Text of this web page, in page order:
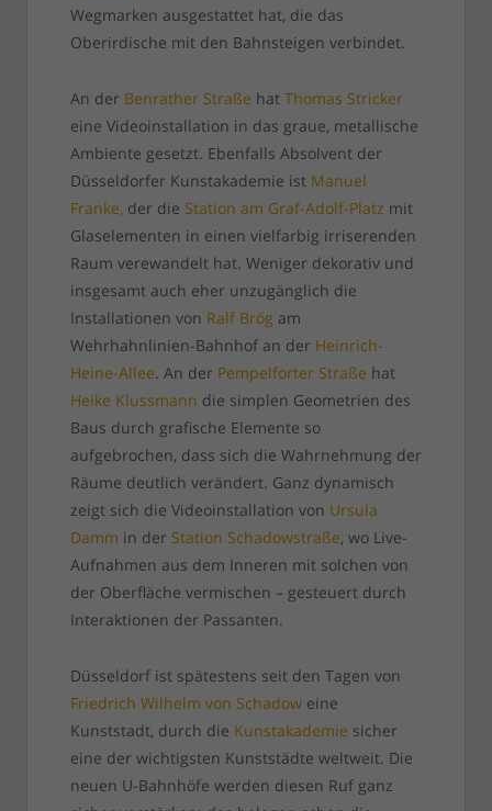
Wegmarken ausgestattet hat, die das
Oberirdische mit den Bahnsteigen verbindet.
An der Benrather Straße hat Thomas Stricker
eine Videoinstallation in das graue, metallische
Ambiente gesetzt. Ebenfalls Absolvent der
Düsseldorfer Kunstakademie ist Manuel
Franke,der die Station am Graf-Adolf-Platz mit
Glaselementen in einen vielfarbig irriserenden
Raum verewandelt hat. Weniger dekorativ und
insgesamt auch eher unzugänglich die
Installationen von Ralf Brög am
Wehrhahnlinien-Bahnhof an der Heinrich-
Heine-Allee. An der Pempelforter Straße hat
Heike Klussmann die simplen Geometrien des
Baus durch grafische Elemente so
aufgebrochen, dass sich die Wahrnehmung der
Räume deutlich verändert. Ganz dynamisch
zeigt sich die Videoinstallation von Ursula
Damm in der Station Schadowstraße, wo Live-
Aufnahmen aus dem Inneren mit solchen von
der Oberfläche vermischen – gesteuert durch
Interaktionen der Passanten.
Düsseldorf ist spätestens seit den Tagen von
Friedrich Wilhelm von Schadoweine
Kunststadt, durch die Kunstakademie sicher
eine der wichtigsten Kunststädte weltweit. Die
neuen U-Bahnhöfe werden diesen Ruf ganz